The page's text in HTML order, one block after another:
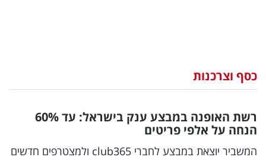
וצרכנות
דיגיטל
וטק
כסף וצרכנות
רשת האופנה במבצע ענק בישראל: עד 60%
הנחה על אלפי פריטים
המשביר יוצאת במבצע לחברי club365 ולמצטרפים חדשים